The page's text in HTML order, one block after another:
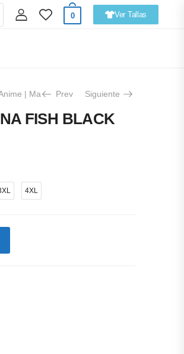
0 Ver Tallas
| Manga CAMISETA CAMISETA
Prev Siguiente
FISH BLACK
4XL